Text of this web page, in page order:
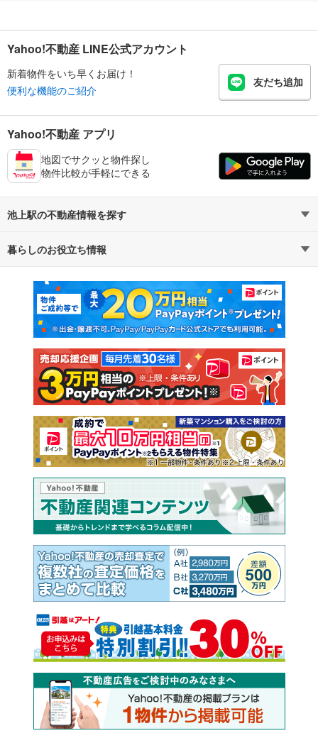
Yahoo!不動産 LINE公式アカウント
新着物件をいち早くお届け！
便利な機能のご紹介
友だち追加
Yahoo!不動産 アプリ
地図でサクッと物件探し
物件比較が手軽にできる
池上駅の不動産情報を探す
不動産・住宅
新築マンション 中古マンション
新築一戸建て 中古一戸建て
注文住宅 土地
売却査定
暮らしのお役立ち情報
マンションカタログ 教えて！住まいの先生